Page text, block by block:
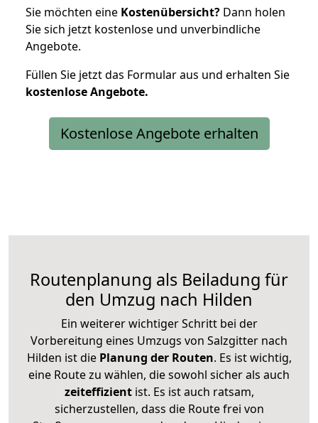
Sie möchten eine Kostenübersicht? Dann holen
Sie sich jetzt kostenlose und unverbindliche
Angebote.
Füllen Sie jetzt das Formular aus und erhalten Sie
kostenloseAngebote.
Kostenlose Angebote erhalten
Routenplanung als Beiladung für
den Umzug nach Hilden
Ein weiterer wichtiger Schritt bei der
Vorbereitung eines Umzugs von Salzgitter nach
Hilden ist diePlanung der Routen. Es ist wichtig,
eine Route zu wählen, die sowohl sicher als auch
zeiteffizientist. Es ist auch ratsam,
sicherzustellen, dass die Route frei von